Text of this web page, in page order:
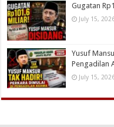
Gugatan
July 15,
Yusuf
Pengadilan
July 15,